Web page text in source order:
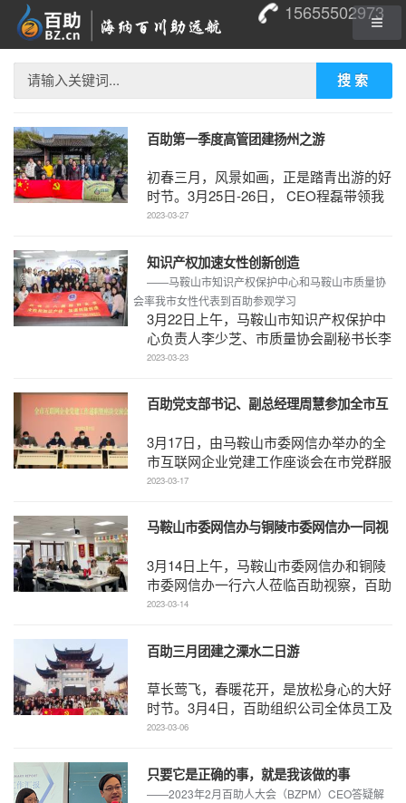
15655502973
搜索
百助第一季度高管团建扬州之游
初春三月，风景如画，正是踏青出游的好
时节。3月25日-26日， CEO程磊带领我
们百助中层以上管理干部赴扬州开展团建
2023-03-27
知识产权加速女性创新创造
——马鞍山市知识产权保护中心和马鞍山市质量协
会率我市女性代表到百助参观学习
3月22日上午，马鞍山市知识产权保护中
心负责人李少芝、市质量协会副秘书长李
艳红带领全市各单位女企业家及女高管代
2023-03-23
百助党支部书记、副总经理周慧参加全市互
3月17日，由马鞍山市委网信办举办的全
市互联网企业党建工作座谈会在市党群服
务中心召开。 百助党支部书记、副总经
2023-03-17
马鞍山市委网信办与铜陵市委网信办一同视
3月14日上午，马鞍山市委网信办和铜陵
市委网信办一行六人莅临百助视察，百助
CEO程磊热情接待了来宾一行。 座谈交
2023-03-14
百助三月团建之溧水二日游
草长莺飞，春暖花开，是放松身心的大好
时节。3月4日，百助组织公司全体员工及
家属前往南京溧水旅游景点，开展了为期
2023-03-06
只要它是正确的事，就是我该做的事
——2023年2月百助人大会（BZPM）CEO答疑解